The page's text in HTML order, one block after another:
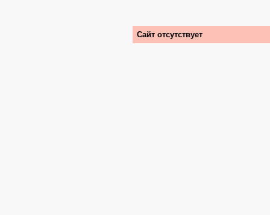
Сайт отсутствует